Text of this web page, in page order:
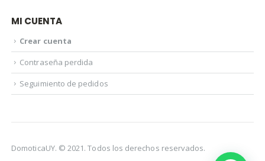
MI CUENTA
Crear cuenta
Contraseña perdida
Seguimiento de pedidos
DomoticaUY. © 2021. Todos los derechos reservados.